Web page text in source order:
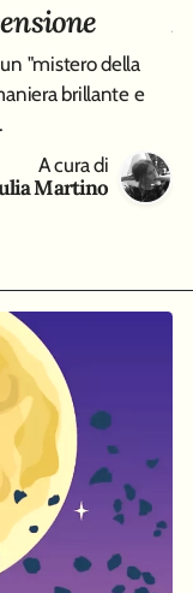
"mistero della
brillante e
A cura di
Martino